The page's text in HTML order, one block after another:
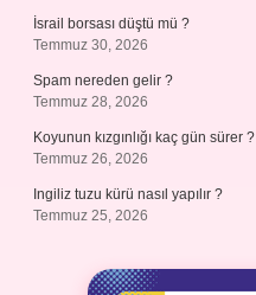
İsrail borsası düştü mü ?
Temmuz 30, 2026
Spam nereden gelir ?
Temmuz 28, 2026
Koyunun kızgınlığı kaç gün sürer ?
Temmuz 26, 2026
Ingiliz tuzu kürü nasıl yapılır ?
Temmuz 25, 2026